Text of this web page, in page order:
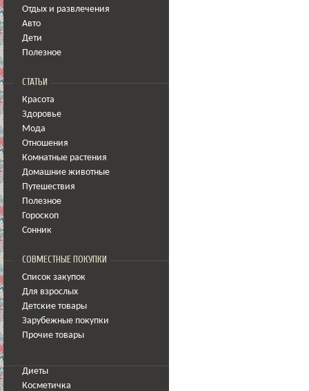
Отдых и развлечения
Авто
Дети
Полезное
СТАТЬИ
Красота
Здоровье
Мода
Отношения
Комнатные растения
Домашние животные
Путешествия
Полезное
Гороскоп
Сонник
СОВМЕСТНЫЕ ПОКУПКИ
Список закупок
Для взрослых
Детские товары
Зарубежные покупки
Прочие товары
Диеты
Косметичка